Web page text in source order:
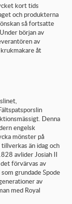
kort tids
och produkterna
så fortsatte
början av
av
åt
Denna
engelsk
mönster på
än idag och
avlider Josiah II
förvärvas av
grundade Spode
av
med Royal